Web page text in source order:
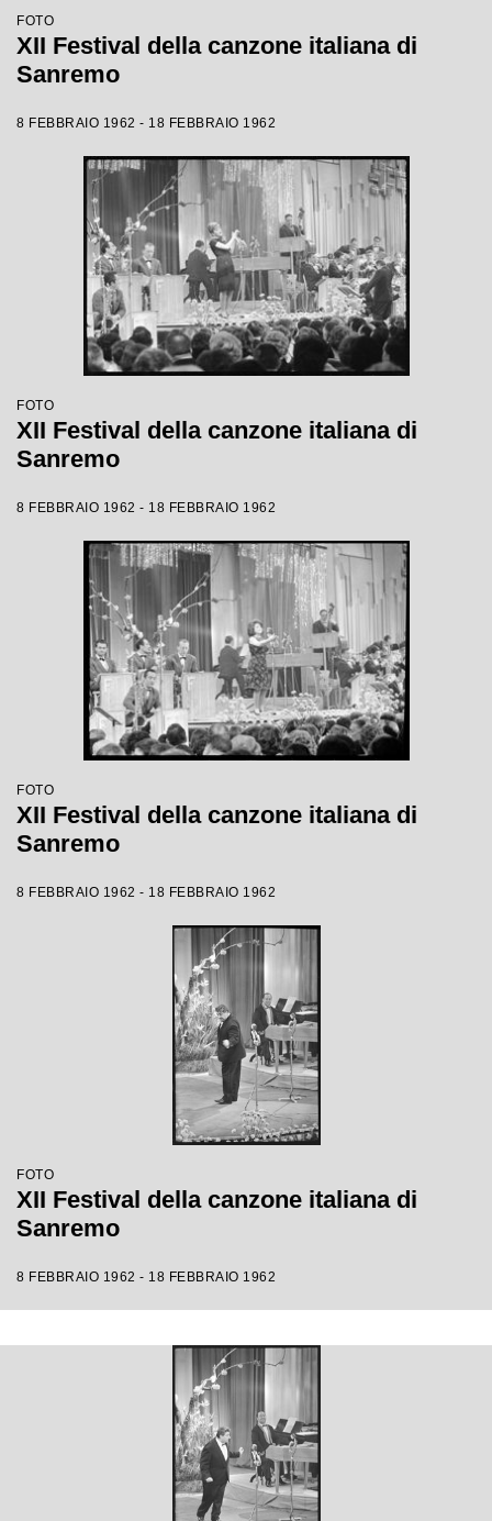
FOTO
XII Festival della canzone italiana di
Sanremo
8 FEBBRAIO 1962 - 18 FEBBRAIO 1962
FOTO
XII Festival della canzone italiana di
Sanremo
8 FEBBRAIO 1962 - 18 FEBBRAIO 1962
FOTO
XII Festival della canzone italiana di
Sanremo
8 FEBBRAIO 1962 - 18 FEBBRAIO 1962
FOTO
XII Festival della canzone italiana di
Sanremo
8 FEBBRAIO 1962 - 18 FEBBRAIO 1962